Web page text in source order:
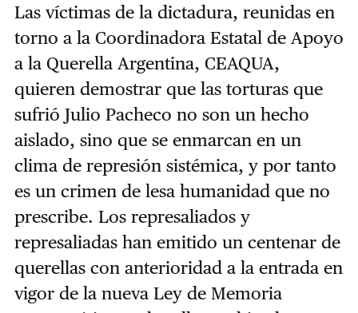
Las víctimas de la dictadura, reunidas en
torno a la Coordinadora Estatal de Apoyo
a la Querella Argentina, CEAQUA,
quieren demostrar que las torturas que
sufrió Julio Pacheco no son un hecho
aislado, sino que se enmarcan en un
clima de represión sistémica, y por tanto
es un crimen de lesa humanidad que no
prescribe. Los represaliados y
represaliadas han emitido un centenar de
querellas con anterioridad a la entrada en
vigor de la nueva Ley de Memoria